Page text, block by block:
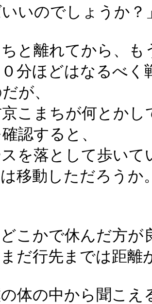
いのでしょうか？
と離れてから、
分ほどはなるべく
が、
こまちが何とか
認すると、
を落として歩いて
は移動しただろう
どこかで休んだ方
まだ行先までは距
体の中から聞こえ